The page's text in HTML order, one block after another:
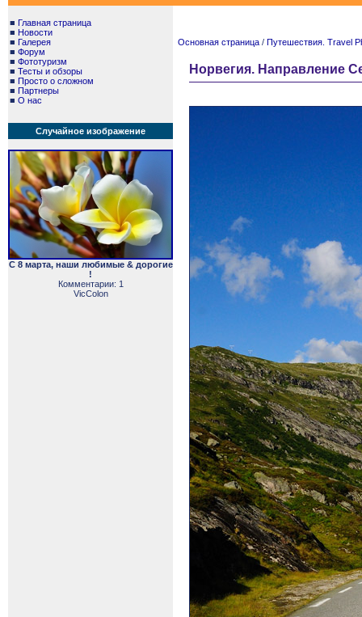
■ Главная страница
■ Новости
■ Галерея
■ Форум
■ Фототуризм
■ Тесты и обзоры
■ Просто о сложном
■ Партнеры
■ О нас
Случайное изображение
С 8 марта, наши любимые & дорогие
!
Комментарии: 1
VicColon
Основная страница / Путешествия. Travel
Норвегия. Направление